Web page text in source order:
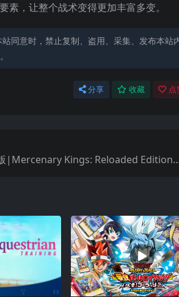
素，让整个战术变得更加丰富多变。
同意时，禁止复制、盗用、采集、发布本站
分享 收藏 点
|Mercenary Kings: Reloaded Edition